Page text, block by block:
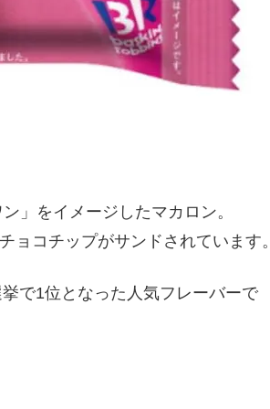
」をイメージしたマカロン。
ョコチップがサンドされています。
で1位となった人気フレーバーで